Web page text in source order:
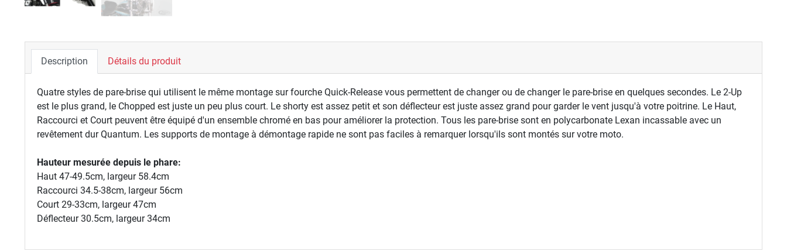
Description Détails du produit
Quatre styles de pare-brise qui utilisent le même montage sur fourche Quick-Release vous permettent de changer ou de changer le pare-brise en quelques secondes. Le 2-Up
est le plus grand, le Chopped est juste un peu plus court. Le shorty est assez petit et son déflecteur est juste assez grand pour garder le vent jusqu'à votre poitrine. Le Haut,
Raccourci et Court peuvent être équipé d'un ensemble chromé en bas pour améliorer la protection. Tous les pare-brise sont en polycarbonate Lexan incassable avec un
revêtement dur Quantum. Les supports de montage à démontage rapide ne sont pas faciles à remarquer lorsqu'ils sont montés sur votre moto.
Hauteur mesurée depuis le phare:
Haut 47-49.5cm, largeur 58.4cm
Raccourci 34.5-38cm, largeur 56cm
Court 29-33cm, largeur 47cm
Déflecteur 30.5cm, largeur 34cm